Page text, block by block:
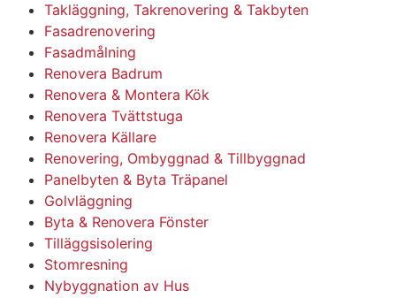
Takläggning, Takrenovering & Takbyten
Fasadrenovering
Fasadmålning
Renovera Badrum
Renovera & Montera Kök
Renovera Tvättstuga
Renovera Källare
Renovering, Ombyggnad & Tillbyggnad
Panelbyten & Byta Träpanel
Golvläggning
Byta & Renovera Fönster
Tilläggsisolering
Stomresning
Nybyggnation av Hus